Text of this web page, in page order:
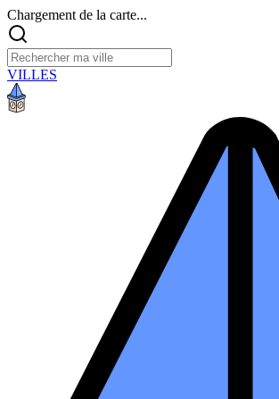
Chargement de la carte...
VILLES